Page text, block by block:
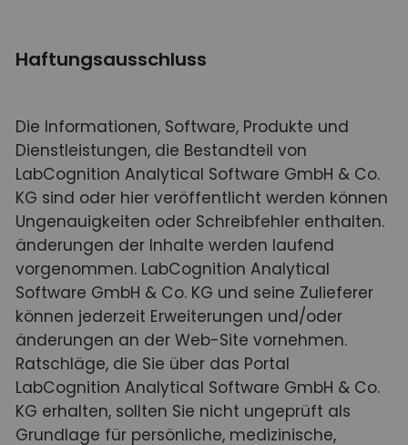
Haftungsausschluss
Die Informationen, Software, Produkte und
Dienstleistungen, die Bestandteil von
LabCognition Analytical Software GmbH & Co.
KG sind oder hier veröffentlicht werden können
Ungenauigkeiten oder Schreibfehler enthalten.
änderungen der Inhalte werden laufend
vorgenommen. LabCognition Analytical
Software GmbH & Co. KG und seine Zulieferer
können jederzeit Erweiterungen und/oder
änderungen an der Web-Site vornehmen.
Ratschläge, die Sie über das Portal
LabCognition Analytical Software GmbH & Co.
KG erhalten, sollten Sie nicht ungeprüft als
Grundlage für persönliche, medizinische,